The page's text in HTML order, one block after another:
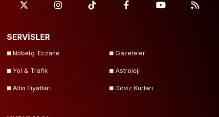
SERVİSLER
Nöbetçi Eczane Gazeteler
Yol & Trafik Astroloji
Altın Fiyatları Döviz Kurları